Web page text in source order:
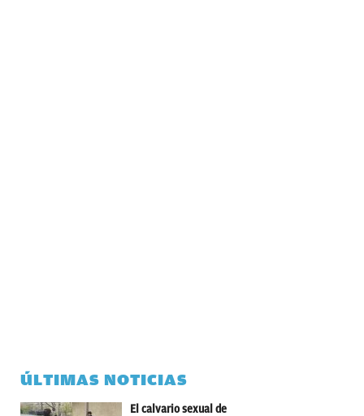
ÚLTIMAS NOTICIAS
El calvario sexual de